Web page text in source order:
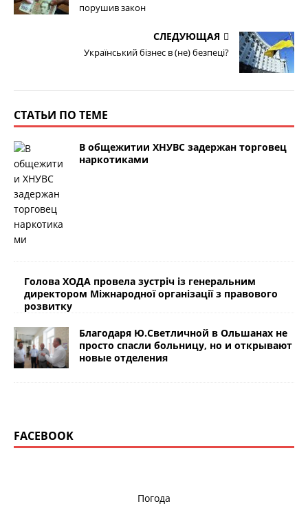
порушив закон
СЛЕДУЮЩАЯ
Український бізнес в (не) безпеці?
СТАТЬИ ПО ТЕМЕ
В общежитии ХНУВС задержан торговец
наркотиками
Голова ХОДА провела зустріч із генеральним
директором Міжнародної організації з правового
розвитку
Благодаря Ю.Светличной в Ольшанах не
просто спасли больницу, но и открывают
новые отделения
FACEBOOK
Погода